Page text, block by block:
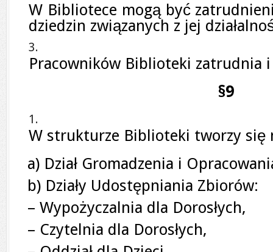
W Bibliotece mogą być
dziedzin związanych z jej
Pracowników Biblioteki zatrudnia
§9
W strukturze Biblioteki tworzy się
a) Dział Gromadzenia i
b) Działy Udostępniania Zbiorów:
– Wypożyczalnia dla Dorosłych,
– Czytelnia dla Dorosłych,